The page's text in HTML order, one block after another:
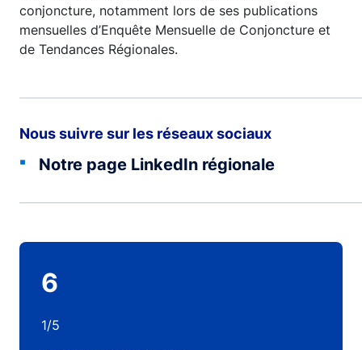
conjoncture, notamment lors de ses publications
mensuelles d’Enquête Mensuelle de Conjoncture et
de Tendances Régionales.
Nous suivre sur les réseaux sociaux
Notre page LinkedIn régionale
6
1/5